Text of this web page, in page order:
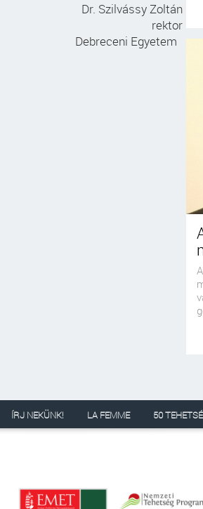
Dr. Szilvássy Zoltán
rektor
Debreceni Egyetem
ÍRJ NEKÜNK! LA FEMME 50